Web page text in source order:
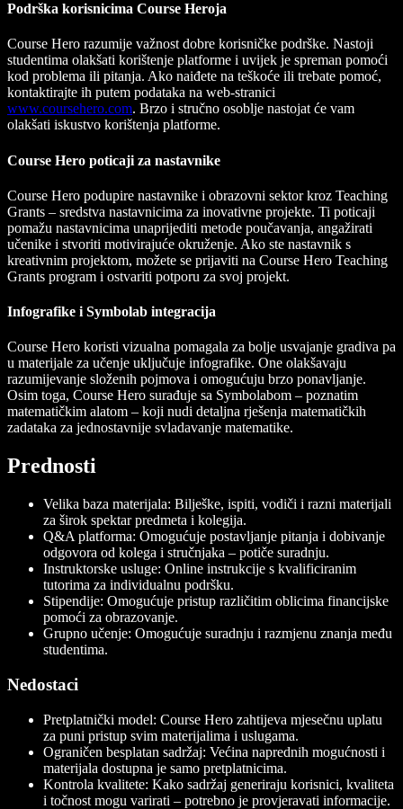
Podrška korisnicima Course Heroja
Course Hero razumije važnost dobre korisničke podrške. Nastoji
studentima olakšati korištenje platforme i uvijek je spreman pomoći
kod problema ili pitanja. Ako naiđete na teškoće ili trebate pomoć,
kontaktirajte ih putem podataka na web-stranici
www.coursehero.com. Brzo i stručno osoblje nastojat će vam
olakšati iskustvo korištenja platforme.
Course Hero poticaji za nastavnike
Course Hero podupire nastavnike i obrazovni sektor kroz Teaching
Grants – sredstva nastavnicima za inovativne projekte. Ti poticaji
pomažu nastavnicima unaprijediti metode poučavanja, angažirati
učenike i stvoriti motivirajuće okruženje. Ako ste nastavnik s
kreativnim projektom, možete se prijaviti na Course Hero Teaching
Grants program i ostvariti potporu za svoj projekt.
Infografike i Symbolab integracija
Course Hero koristi vizualna pomagala za bolje usvajanje gradiva pa
u materijale za učenje uključuje infografike. One olakšavaju
razumijevanje složenih pojmova i omogućuju brzo ponavljanje.
Osim toga, Course Hero surađuje sa Symbolabom – poznatim
matematičkim alatom – koji nudi detaljna rješenja matematičkih
zadataka za jednostavnije svladavanje matematike.
Prednosti
Velika baza materijala: Bilješke, ispiti, vodiči i razni materijali
za širok spektar predmeta i kolegija.
Q&A platforma: Omogućuje postavljanje pitanja i dobivanje
odgovora od kolega i stručnjaka – potiče suradnju.
Instruktorske usluge: Online instrukcije s kvalificiranim
tutorima za individualnu podršku.
Stipendije: Omogućuje pristup različitim oblicima financijske
pomoći za obrazovanje.
Grupno učenje: Omogućuje suradnju i razmjenu znanja među
studentima.
Nedostaci
Pretplatnički model: Course Hero zahtijeva mjesečnu uplatu
za puni pristup svim materijalima i uslugama.
Ograničen besplatan sadržaj: Većina naprednih mogućnosti i
materijala dostupna je samo pretplatnicima.
Kontrola kvalitete: Kako sadržaj generiraju korisnici, kvaliteta
i točnost mogu varirati – potrebno je provjeravati informacije.